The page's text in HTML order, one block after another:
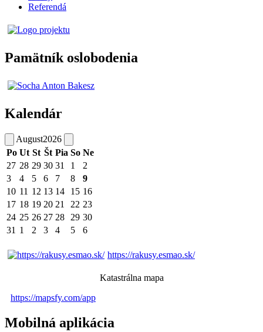
Referendá
Pamätník oslobodenia
Kalendár
August2026
Po Ut St Št Pia So Ne
27 28 29 30 31 1
2
3
4 5 6 7 8
9
10 11 12 13 14 15 16
17 18 19 20 21 22 23
24 25 26 27 28 29 30
31 1 2 3 4 5 6
https://rakusy.esmao.sk/
Katastrálna mapa
https://mapsfy.com/app
Mobilná aplikácia